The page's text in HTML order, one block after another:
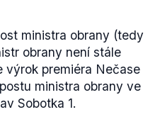
ministra obrany (tedy
obrany není stále
výrok premiéra Nečase
ministra obrany ve
Sobotka 1.